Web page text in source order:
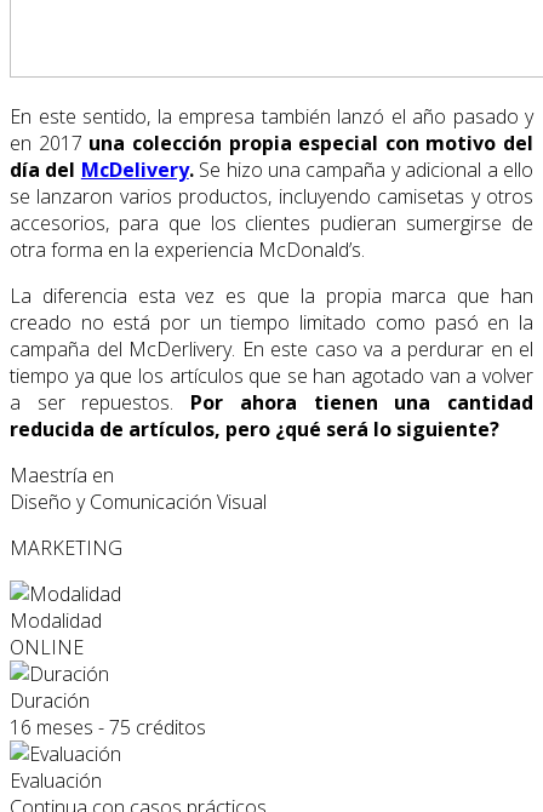
En este sentido, la empresa también lanzó el año pasado y
en 2017 una colección propia especial con motivo del
día del McDelivery.Se hizo una campaña y adicional a ello
se lanzaron varios productos, incluyendo camisetas y otros
accesorios, para que los clientes pudieran sumergirse de
otra forma en la experiencia McDonald’s.
La diferencia esta vez es que la propia marca que han
creado no está por un tiempo limitado como pasó en la
campaña del McDerlivery. En este caso va a perdurar en el
tiempo ya que los artículos que se han agotado van a volver
a ser repuestos. Por ahora tienen una cantidad
reducida de artículos, pero ¿qué será lo siguiente?
Maestría en
Diseño y Comunicación Visual
MARKETING
Modalidad
ONLINE
Duración
16 meses - 75 créditos
Evaluación